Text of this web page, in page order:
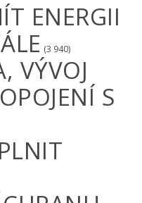
ENERGII
(3 940)
VÝVOJ
S